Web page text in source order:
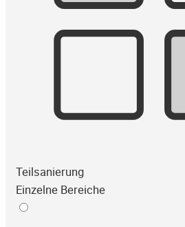
Teilsanierung
Einzelne Bereiche